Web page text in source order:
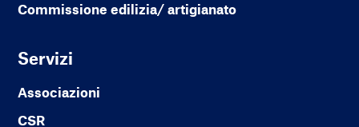
Commissione edilizia/ artigianato
Servizi
Associazioni
CSR